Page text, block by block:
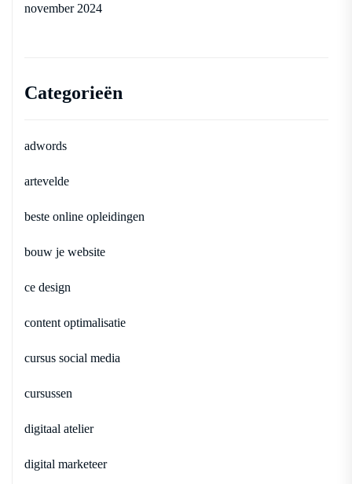
november 2024
Categorieën
adwords
artevelde
beste online opleidingen
bouw je website
ce design
content optimalisatie
cursus social media
cursussen
digitaal atelier
digital marketeer